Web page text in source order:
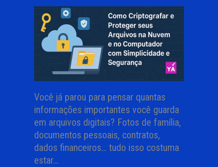
Você já parou para pensar quantas
informações importantes você guarda
em arquivos digitais? Fotos de família,
documentos pessoais, contratos,
dados financeiros… tudo isso costuma
estar…